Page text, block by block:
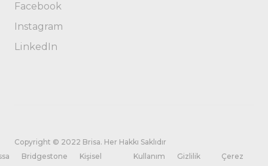
Facebook
Instagram
LinkedIn
Copyright © 2022 Brisa. Her Hakkı Saklıdır
Bridgestone Kişisel Kullanım Gizlilik Çerez